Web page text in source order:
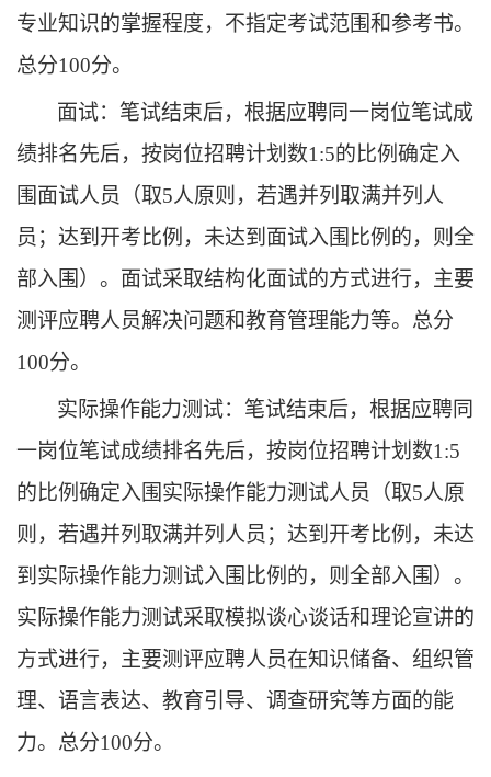
专业知识的掌握程度， 不指定考试范围和参考书。
总分100分。
面试： 笔试结束后， 根据应聘同一岗位笔试成
绩排名先后， 按岗位招聘计划数1 :5的比例确定入
围面试人员（取5人原则，若遇并列取满并列人
员；达到开考比例，未达到 面试入围比例的，则全
部入围） 。 面试采取结构化面试的方式进行， 主要
测评应聘人员解决问题和教育管理能力等。 总分
100分。
实际操作能力测试： 笔试结束后， 根据应聘同
一岗位笔试成绩排名先后， 按岗位招聘计划数1 :5
的比例确定入围 实际操作能力测试人员（取5人原
则，若遇并列取满并列人员；达到开考比例，未达
到 实际操作能力测试入围比例的，则全部入围） 。
实际操作能力测试采取模拟谈心谈话和理论宣讲的
方式进行，主要测评应聘人员在知识储备、组织管
理、语言表达、教育引导、调查研究等方面的能
力。 总分100分。